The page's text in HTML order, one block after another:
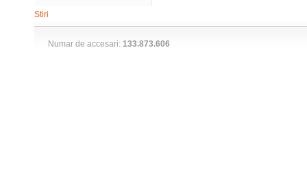
Stiri
Numar de accesari: 133.873.606